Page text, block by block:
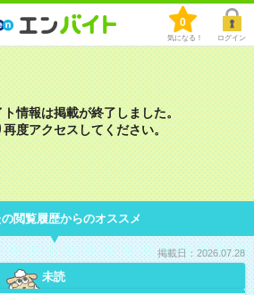
0
気になる！ ログイン
情報は掲載が終了しました。
再度アクセスしてください。
閲覧履歴からのオススメ
掲載日：2026.07.28
未読